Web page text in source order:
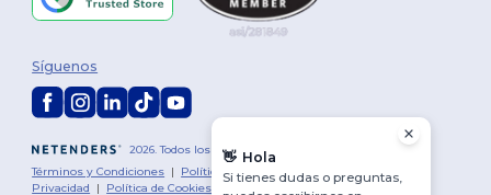
2026. Todos los derechos reservados
Términos y Condiciones | Política de personalización
Política de
Privacidad | Política de Cookies
Síguenos
👋 Hola
Si tienes dudas o preguntas,